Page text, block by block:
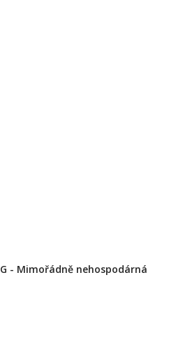
G - Mimořádně nehospodárná